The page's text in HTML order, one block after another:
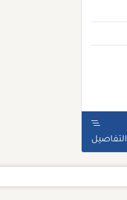
التفاصيل